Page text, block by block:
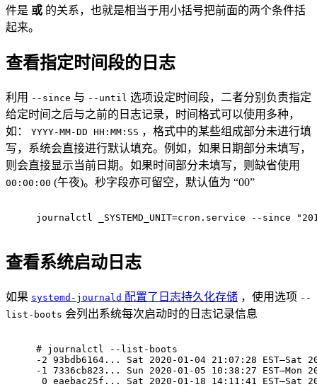
件是 或 的关系，也就是相当于用小括号把前面的两个条件括
起来。
查看指定时间段的日志
利用 --since 与 --until 选项设定时间段，二者分别负责指定
给定时间之后与之前的日志记录，时间格式可以使用多种，
如： YYYY-MM-DD HH:MM:SS ，格式中的某些组成部分未进行填
写，系统会直接进行默认填充。例如，如果日期部分未填写，
则会直接显示当前日期。如果时间部分未填写，则缺省使用
00:00:00 (午夜)。秒字段亦可留空，默认值为 “00”
journalctl _SYSTEMD_UNIT=cron.service --since
查看系统启动日志
如果 systemd-journald 配置了日志持久化存储 ，使用选项 --
list-boots 会列出系统每次启动时的日志记录信息
# journalctl --list-boots
-2 93bdb6164... Sat 2020-01-04 21:07:28 EST—Sat
-1 7336cb823... Sun 2020-01-05 10:38:27 EST—Mon
0 eaebac25f... Sat 2020-01-18 14:11:41 EST—Sat